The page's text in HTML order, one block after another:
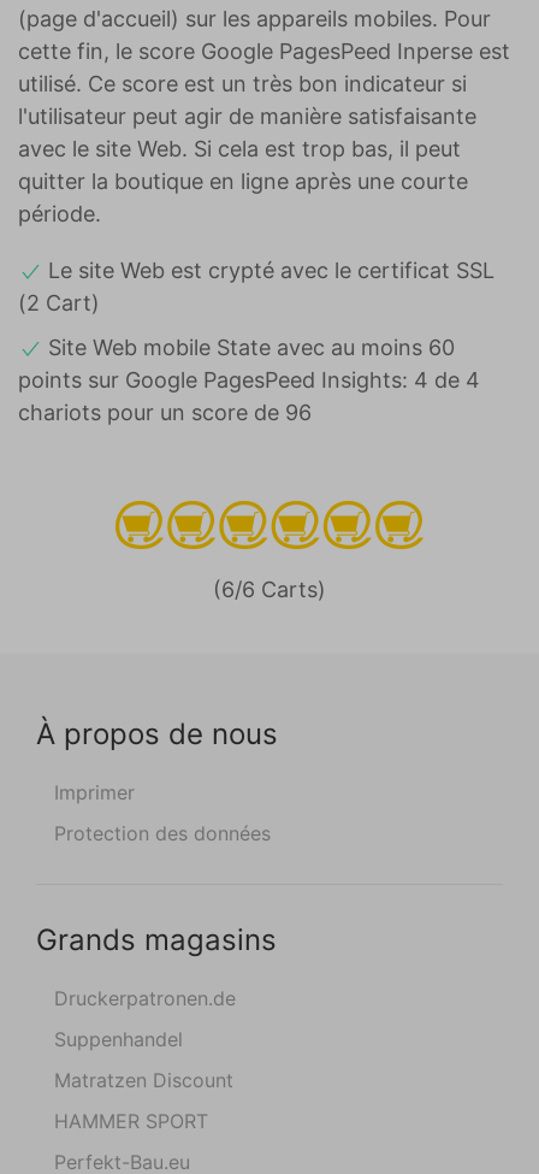
(page d'accueil) sur les appareils mobiles. Pour
cette fin, le score Google PagesPeed Inperse est
utilisé. Ce score est un très bon indicateur si
l'utilisateur peut agir de manière satisfaisante
avec le site Web. Si cela est trop bas, il peut
quitter la boutique en ligne après une courte
période.
Le site Web est crypté avec le certificat SSL
(2 Cart)
Site Web mobile State avec au moins 60
points sur Google PagesPeed Insights: 4 de 4
chariots pour un score de 96
(6/6 Carts)
À propos de nous
Imprimer
Protection des données
Grands magasins
Druckerpatronen.de
Suppenhandel
Matratzen Discount
HAMMER SPORT
Perfekt-Bau.eu